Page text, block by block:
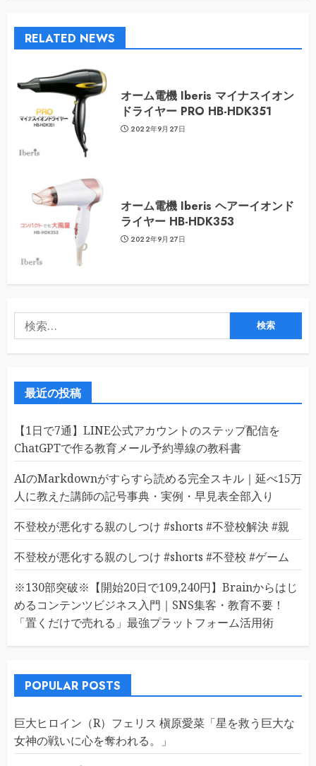
RELATED NEWS
オーム電機 Iberis マイナスイオン
ドライヤー PRO HB-HDK351
2022年9月27日
オーム電機 Iberis ヘアーイオンド
ライヤー HB-HDK353
2022年9月27日
索:
最近の投稿
【1日で7通】LINE公式アカウントのステップ配信を
ChatGPTで作る教育メール予約導線の教科書
AIのMarkdownがすらすら読める完全スキル｜延べ15万
人に教えた講師の記号事典・実例・早見表全部入り
不登校が悪化する親のしつけ #shorts #不登校解決 #親
不登校が悪化する親のしつけ #shorts #不登校 #ゲーム
※130部突破※【開始20日で109,240円】Brainからはじ
めるコンテンツビジネス入門｜SNS集客・教育不要！
「置くだけで売れる」最強プラットフォーム活用術
POPULAR POSTS
巨大ヒロイン（R）フェリス 槇原愛菜「星を救う巨大な
女神の戦いに心を奪われる。」